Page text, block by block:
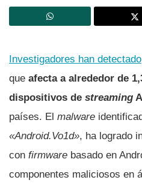
Investigadores han detectado
que afecta a alrededor de
dispositivos de streaming
países. El malware
«Android.Vo1d», ha logrado
con firmware basado en
componentes maliciosos en